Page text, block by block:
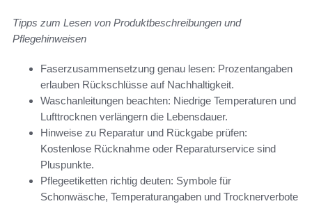
Tipps zum Lesen von Produktbeschreibungen und
Pflegehinweisen
Faserzusammensetzung genau lesen: Prozentangaben
erlauben Rückschlüsse auf Nachhaltigkeit.
Waschanleitungen beachten: Niedrige Temperaturen und
Lufttrocknen verlängern die Lebensdauer.
Hinweise zu Reparatur und Rückgabe prüfen:
Kostenlose Rücknahme oder Reparaturservice sind
Pluspunkte.
Pflegeetiketten richtig deuten: Symbole für
Schonwäsche, Temperaturangaben und Trocknerverbote